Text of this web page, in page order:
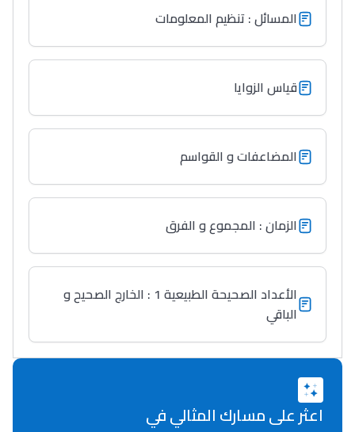
Interviews/Vidéos
+ de 89 Interviews/Vidéos
دليل المهن
دليل التوجيه
التوجيه بالثانوي و الإعدادي
المسائل : تنظيم المعلومات
قياس الزوايا
المضاعفات و القواسم
الزمان : المجموع و الفرق
الأعداد الصحيحة الطبيعية 1 : الخارج الصحيح و
الباقي
اعثر على مسارك المثالي في